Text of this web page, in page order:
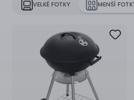
VELKÉ FOTKY MENŠÍ